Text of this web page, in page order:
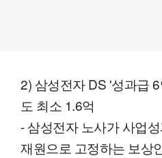
2) 삼성전자 DS '성과급
도 최소 1.6억
- 삼성전자 노사가 사업
재원으로 고정하는 보상